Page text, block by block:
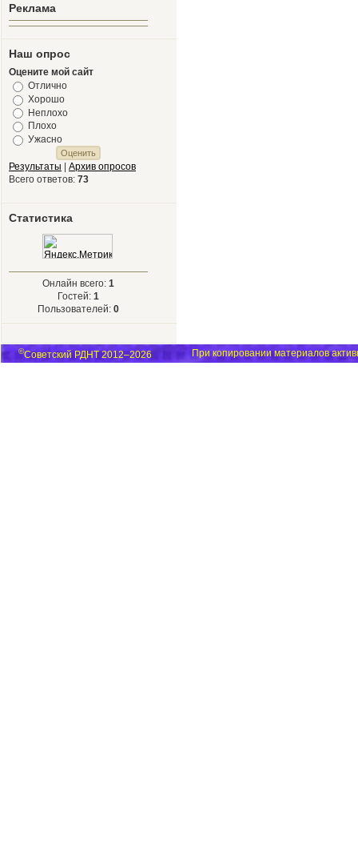
Реклама
Наш опрос
Оцените мой сайт
Отлично
Хорошо
Неплохо
Плохо
Ужасно
Результаты
Архив опросов
Всего ответов: 73
Статистика
Онлайн всего: 1
Гостей: 1
Пользователей: 0
©Советский РДНТ 2012–2026 При копировании материалов